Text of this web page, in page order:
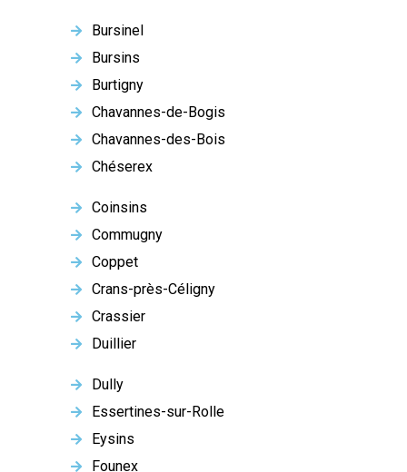
Bursinel
Bursins
Burtigny
Chavannes-de-Bogis
Chavannes-des-Bois
Chéserex
Coinsins
Commugny
Coppet
Crans-près-Céligny
Crassier
Duillier
Dully
Essertines-sur-Rolle
Eysins
Founex